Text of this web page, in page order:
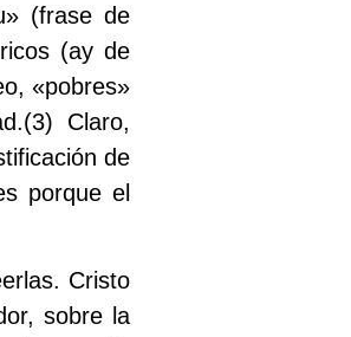
(frase de
(ay de
«pobres»
(3) Claro,
de
porque el
Cristo
sobre la